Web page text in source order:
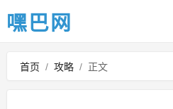
嘿巴网
首页 / 攻略 / 正文